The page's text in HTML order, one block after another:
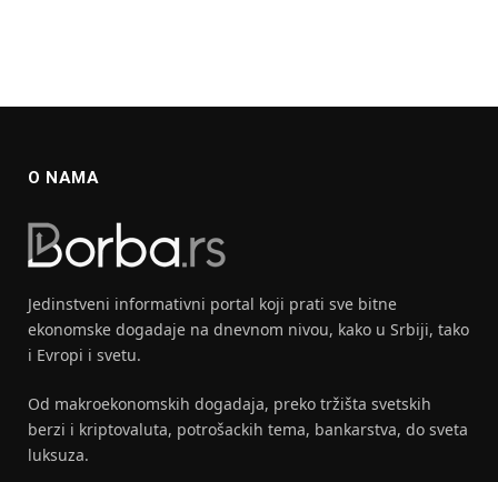
O NAMA
Jedinstveni informativni portal koji prati sve bitne
ekonomske dogadaje na dnevnom nivou, kako u Srbiji, tako
i Evropi i svetu.
Od makroekonomskih dogadaja, preko tržišta svetskih
berzi i kriptovaluta, potrošackih tema, bankarstva, do sveta
luksuza.